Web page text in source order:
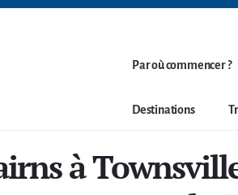
Par où commencer ?
Destinations
à